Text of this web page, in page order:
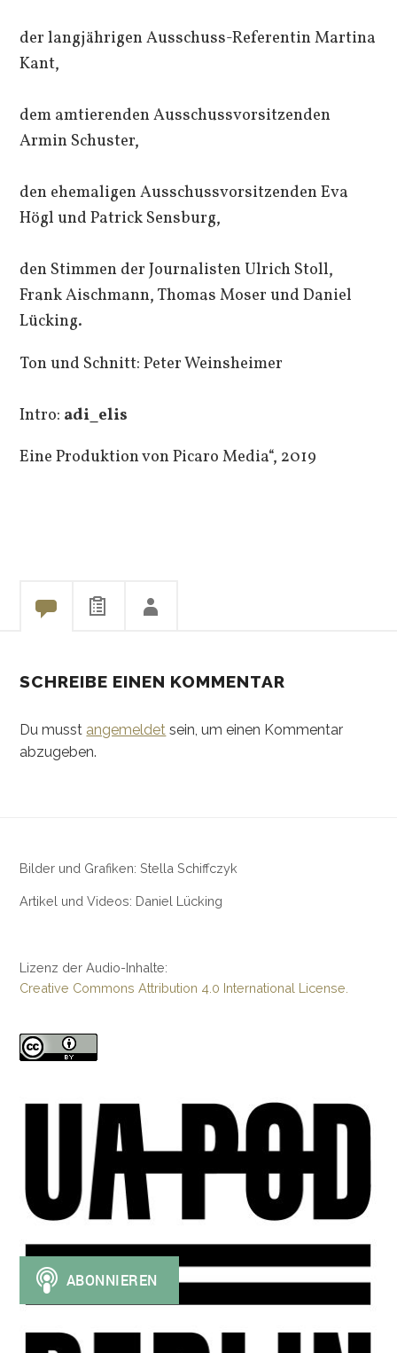
der langjährigen Ausschuss-Referentin Martina
Kant,
dem amtierenden Ausschussvorsitzenden
Armin Schuster,
den ehemaligen Ausschussvorsitzenden Eva
Högl und Patrick Sensburg,
den Stimmen der Journalisten Ulrich Stoll,
Frank Aischmann, Thomas Moser und Daniel
Lücking.
Ton und Schnitt: Peter Weinsheimer
Intro: adi_elis
Eine Produktion von Picaro Media“, 2019
SCHREIBE EINEN KOMMENTAR
Du musst angemeldet sein, um einen Kommentar
abzugeben.
Bilder und Grafiken: Stella Schiffczyk
Artikel und Videos: Daniel Lücking
Lizenz der Audio-Inhalte:
Creative Commons Attribution 4.0 International License.